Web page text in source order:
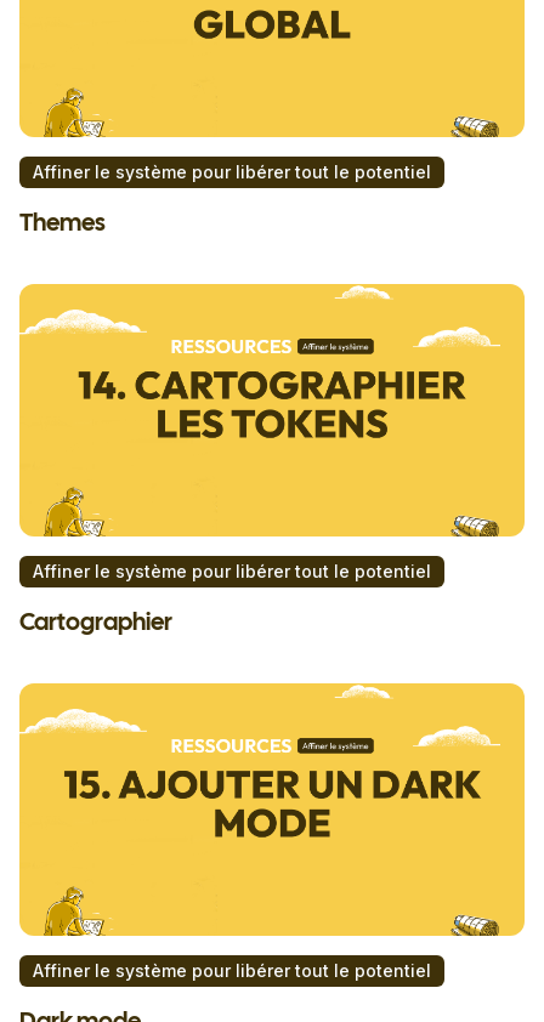
Affiner le système pour libérer tout le potentiel
Themes
Affiner le système pour libérer tout le potentiel
Cartographier
Affiner le système pour libérer tout le potentiel